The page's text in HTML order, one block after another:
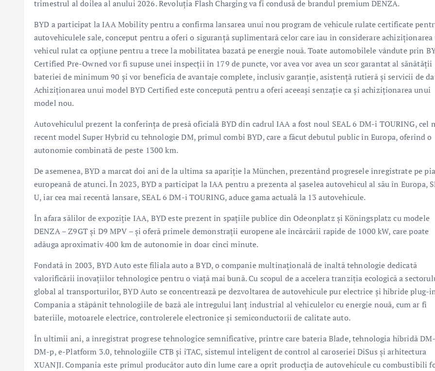
trimestrul al doilea al anului 2026. Revoluția Flash Charging va fi condusă de brandul premium DENZA.
BYD a participat la IAA Mobility pentru a confirma lansarea unui nou program de vehicule rulate certificate
autovehiculele sale, conceput pentru a oferi o siguranță suplimentară celor care iau în considerare
vehicul rulat ca opțiune pentru a trece la mobilitatea bazată pe energie nouă. Toate automobilele vândute prin
Certified Pre-Owned vor fi supuse unei inspecții în 179 de puncte, vor avea vor avea un scor garantat al sănătății
bateriei de minimum 90 și vor beneficia de avantaje complete, inclusiv garanție, asistență rutieră și servicii de
Achiziționarea unui model BYD Certified este concepută pentru a oferi aceeași senzație ca și achiziționarea unui
model nou.
Autovehiculul prezent la conferința de presă oficială BYD din cadrul IAA a fost noul SEAL 6 DM-i TOURING, cel
recent model Super Hybrid cu tehnologie DM, primul combi BYD, care a făcut debutul public în Europa, oferind o
autonomie combinată de peste 1300 km.
De asemenea, BYD a marcat doi ani de la ultima sa apariție la München, prezentând progresele înregistrate pe
europeană de atunci. În 2023, BYD a participat la IAA pentru a prezenta al șaselea autovehicul al său în Europa,
U, iar cea mai recentă lansare, SEAL 6 DM-i TOURING, aduce gama actuală la 13 autovehicule.
În afara sălilor de expoziție IAA, BYD este prezent în spațiile publice din Odeonplatz și Köningsplatz cu modele
DENZA – Z9GT și D9 MPV – și oferă primele demonstrații europene ale încărcării rapide de 1000 kW, care poate
adăuga aproximativ 400 km de autonomie în doar cinci minute.
Fondată în 2003, BYD Auto este filiala auto a BYD, o companie multinațională de înaltă tehnologie dedicată
valorificării inovațiilor tehnologice pentru o viață mai bună. Cu scopul de a accelera tranziția ecologică a
global al transporturilor, BYD Auto se concentrează pe dezvoltarea de autovehicule pur electrice și hibride plug-
Compania a stăpânit tehnologiile de bază ale întregului lanț industrial al vehiculelor cu energie nouă, cum ar fi
bateriile, motoarele electrice, controlerele electronice și semiconductorii de calitate auto.
În ultimii ani, a înregistrat progrese tehnologice semnificative, printre care bateria Blade, tehnologia hibridă
DM-p, e-Platform 3.0, tehnologiile CTB și iTAC, sistemul inteligent de control al caroseriei DiSus și arhitectura
XUANJI. Compania este primul producător auto din lume care a oprit producția de autovehicule cu combustibili